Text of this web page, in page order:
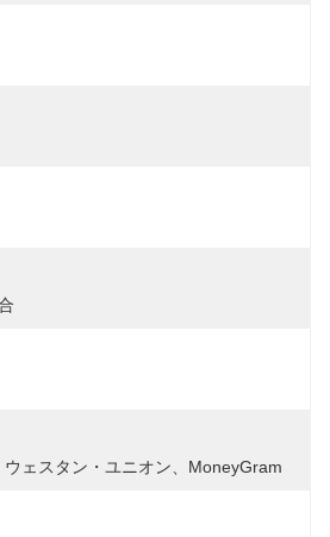
ェスタン・ユニオン、MoneyGram